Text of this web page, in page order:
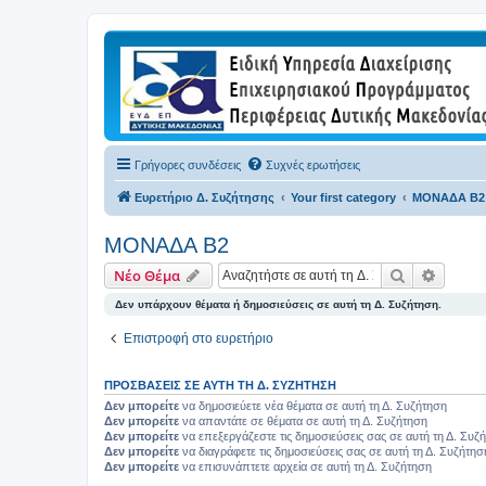
Γρήγορες συνδέσεις Συχνές ερωτήσεις
Ευρετήριο Δ. Συζήτησης Your first category ΜΟΝΑΔΑ Β2
ΜΟΝΑΔΑ Β2
Νέο Θέμα Αναζήτηση
Δεν υπάρχουν θέματα ή δημοσιεύσεις σε αυτή τη Δ. Συζήτηση.
Επιστροφή στο ευρετήριο
ΠΡΟΣΒΆΣΕΙΣ ΣΕ ΑΥΤΉ ΤΗ Δ. ΣΥΖΉΤΗΣΗ
Δεν μπορείτε να δημοσιεύετε νέα θέματα σε αυτή τη Δ. Συζήτηση
Δεν μπορείτε να απαντάτε σε θέματα σε αυτή τη Δ. Συζήτηση
Δεν μπορείτε να επεξεργάζεστε τις δημοσιεύσεις σας σε αυτή τη Δ.
Δεν μπορείτε να διαγράφετε τις δημοσιεύσεις σας σε αυτή τη Δ.
Δεν μπορείτε να επισυνάπτετε αρχεία σε αυτή τη Δ. Συζήτηση